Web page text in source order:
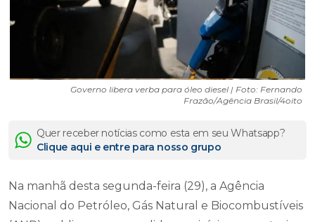
Governo libera verba para óleo diesel | Foto: Fernando
Frazão/Agência Brasil/4oito
Quer receber notícias como esta em seu Whatsapp?
Clique aqui e entre para nosso grupo
Na manhã desta segunda-feira (29), a Agência
Nacional do Petróleo, Gás Natural e Biocombustíveis